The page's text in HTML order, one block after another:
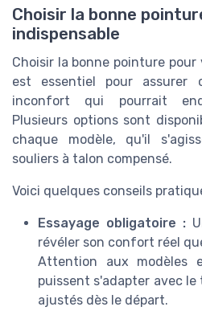
Choisir la bonne
indispensable
Choisir la bonne pointure
est essentiel pour
inconfort qui pourrait
Plusieurs options sont
chaque modèle, qu'il
souliers à talon compensé.
Voici quelques conseils
Essayage obligatoire :
révéler son confort réel
Attention aux modèles
puissent s'adapter avec
ajustés dès le départ.